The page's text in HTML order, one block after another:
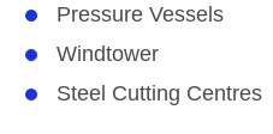
Pressure Vessels
Windtower
Steel Cutting Centres